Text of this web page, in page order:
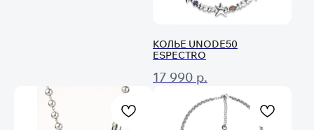
КОЛЬЕ UNODE50
ESPECTRO
17 990 р.
Оставьте свою почту
скидку 5%
на первый онлайн заказ
*не действует при оплате в магазине,
долями или сертификатом